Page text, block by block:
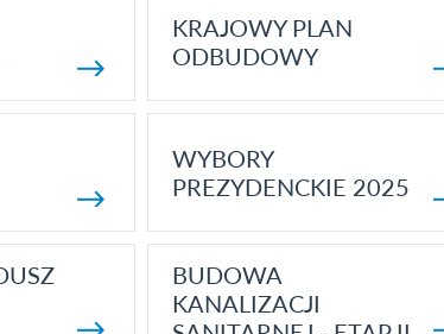
KRAJOWY PLAN
ODBUDOWY
WYBORY
PREZYDENCKIE 2025
BUDOWA
KANALIZACJI